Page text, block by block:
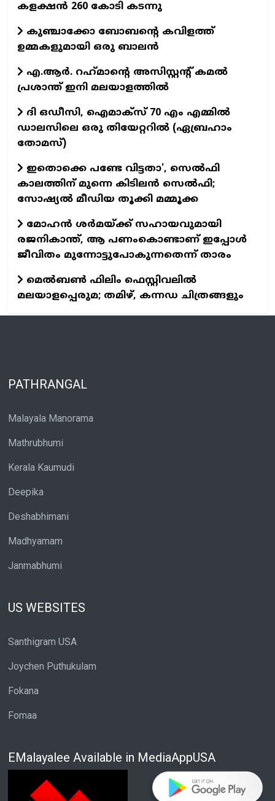
കളക്ഷൻ 260 കോടി കടന്നു
കുഞ്ചാക്കോ ബോബന്റെ കവിളത്ത്
ഉമ്മകളുമായി ഒരു ബാലന്‍
എ.ആര്‍. റഹ്‌മാന്റെ അസിസ്റ്റന്റ് കമല്‍
പ്രശാന്ത് ഇനി മലയാളത്തില്‍
ദി ഒഡീസി, ഐമാക്സ് 70 എം എമ്മിൽ
ഡാലസിലെ ഒരു തിയേറ്ററിൽ (ഏബ്രഹാം
തോമസ്)
ഇതൊക്കെ പണ്ടേ വിട്ടതാ', സെല്‍ഫി
കാലത്തിന് മുന്നെ കിടിലന്‍ സെല്‍ഫി;
സോഷ്യല്‍ മീഡിയ തൂക്കി മമ്മൂക്ക
മോഹന്‍ ശര്‍മയ്ക്ക് സഹായവുമായി
രജനികാന്ത്, ആ പണംകൊണ്ടാണ് ഇപ്പോള്‍
ജീവിതം മുന്നോട്ടുപോകുന്നതെന്ന് താരം
മെല്‍ബണ്‍ ഫിലിം ഫെസ്റ്റിവലില്‍
മലയാളപ്പെരുമ; തമിഴ്, കന്നഡ ചിത്രങ്ങളും
PATHRANGAL
Malayala Manorama
Mathrubhumi
Kerala Kaumudi
Deepika
Deshabhimani
Madhyamam
Janmabhumi
US WEBSITES
Santhigram USA
Joychen Puthukulam
Fokana
Fomaa
EMalayalee Available in MediaAppUSA